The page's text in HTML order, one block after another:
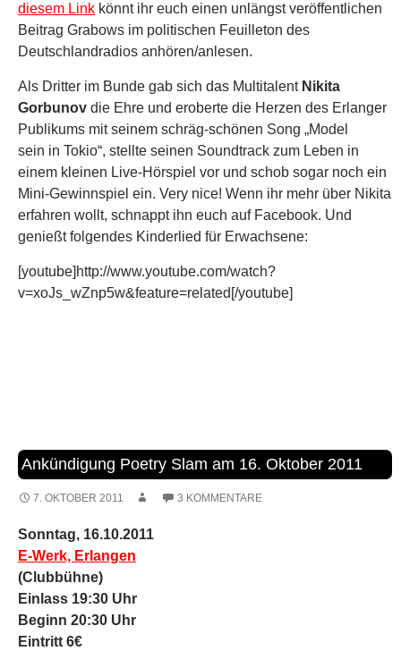
diesem Link könnt ihr euch einen unlängst veröffentlichen
Beitrag Grabows im politischen Feuilleton des
Deutschlandradios anhören/anlesen.
Als Dritter im Bunde gab sich das Multitalent Nikita
Gorbunov die Ehre und eroberte die Herzen des Erlanger
Publikums mit seinem schräg-schönen Song „Model
sein in Tokio“, stellte seinen Soundtrack zum Leben in
einem kleinen Live-Hörspiel vor und schob sogar noch ein
Mini-Gewinnspiel ein. Very nice! Wenn ihr mehr über Nikita
erfahren wollt, schnappt ihn euch auf Facebook. Und
genießt folgendes Kinderlied für Erwachsene:
[youtube]http://www.youtube.com/watch?
v=xoJs_wZnp5w&feature=related[/youtube]
Ankündigung Poetry Slam am 16. Oktober 2011
7. OKTOBER 2011 3 KOMMENTARE
Sonntag, 16.10.2011
E-Werk, Erlangen
(Clubbühne)
Einlass 19:30 Uhr
Beginn 20:30 Uhr
Eintritt 6€